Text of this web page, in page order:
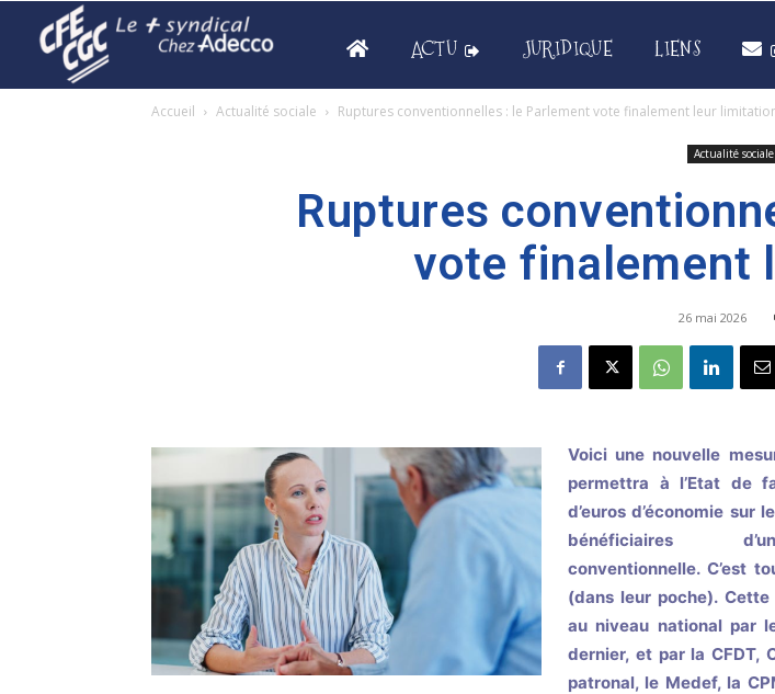
ACTU JURIDIQUE LIENS
Accueil Actualité sociale Ruptures conventionnelles : le Parlement vote finalement leur
Actualité sociale
Ruptures
vote finalement
26 mai 2026
Voici une nouvelle
permettra à l’Etat de
d’euros d’économie sur
bénéficiaires
conventionnelle. C’est
(dans leur poche).
au niveau national par
dernier, et par la CFDT,
patronal, le Medef, la